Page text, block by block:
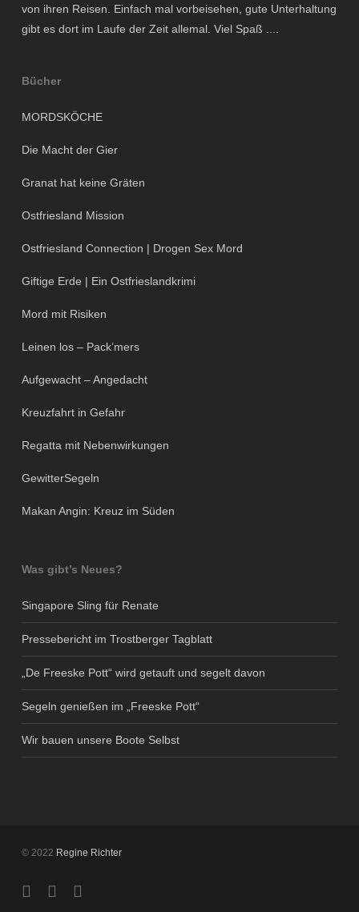
von ihren Reisen. Einfach mal vorbeisehen, gute Unterhaltung
gibt es dort im Laufe der Zeit allemal. Viel Spaß ....
Bücher
MORDSKÖCHE
Die Macht der Gier
Granat hat keine Gräten
Ostfriesland Mission
Ostfriesland Connection | Drogen Sex Mord
Giftige Erde | Ein Ostfrieslandkrimi
Mord mit Risiken
Leinen los – Pack’mers
Aufgewacht – Angedacht
Kreuzfahrt in Gefahr
Regatta mit Nebenwirkungen
GewitterSegeln
Makan Angin: Kreuz im Süden
Was gibt’s Neues?
Singapore Sling für Renate
Pressebericht im Trostberger Tagblatt
„De Freeske Pott“ wird getauft und segelt davon
Segeln genießen im „Freeske Pott“
Wir bauen unsere Boote Selbst
© 2022 Regine Richter
twitter facebookgoogle-